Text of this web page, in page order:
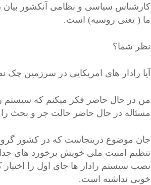
کارشناس سیاسی و نظامی آنکشور بیان
ما ( یعنی روسیه) است.
نظر شما؟
آیا رادار های امریکایی در سرزمین
من در حال حاضر فکر میکنم که سیستم
مسئاله در حال حاضر حالت جر و بحث را
جان موضوع درینجاست که در کشور
تنظیم امنیت ملی خویش برخورد های
نصب سیستم رادار ها جای اول را اختیار
خوبی نداشته است.